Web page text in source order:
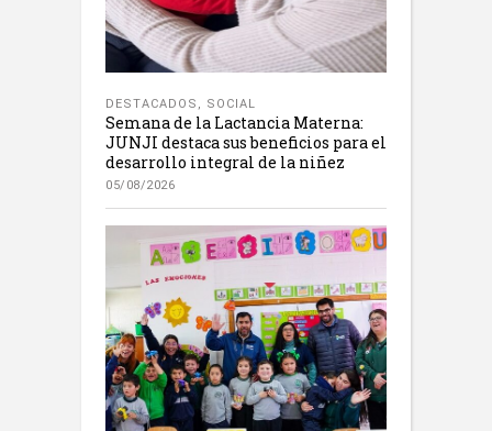
DESTACADOS SOCIAL
Semana de la Lactancia Materna:
JUNJI destaca sus beneficios para el
desarrollo integral de la niñez
05/08/2026